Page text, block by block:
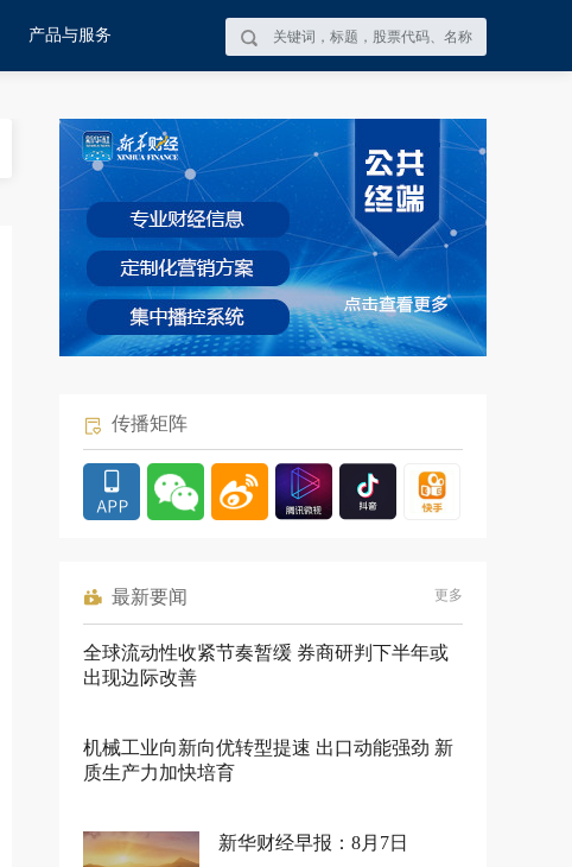
产品与服务
传播矩阵
最新要闻 更多
全球流动性收紧节奏暂缓 券商研判下半年或
出现边际改善
机械工业向新向优转型提速 出口动能强劲 新
质生产力加快培育
新华财经早报：8月7日